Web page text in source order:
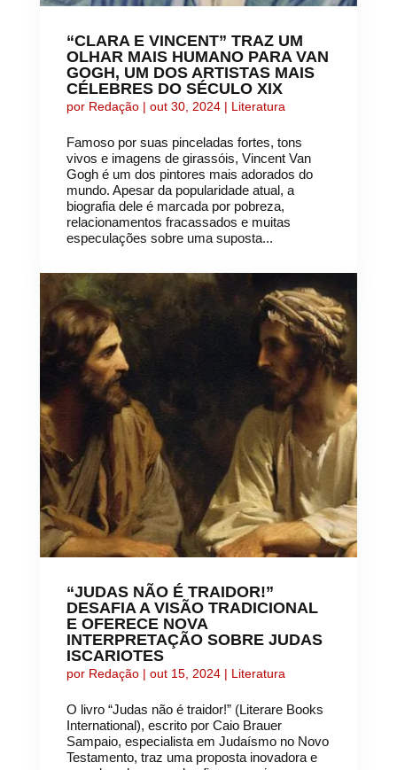
“CLARA E VINCENT” TRAZ UM
OLHAR MAIS HUMANO PARA VAN
GOGH, UM DOS ARTISTAS MAIS
CÉLEBRES DO SÉCULO XIX
por Redação| out 30, 2024| Literatura
Famoso por suas pinceladas fortes, tons
vivos e imagens de girassóis, Vincent Van
Gogh é um dos pintores mais adorados do
mundo. Apesar da popularidade atual, a
biografia dele é marcada por pobreza,
relacionamentos fracassados e muitas
especulações sobre uma suposta...
“JUDAS NÃO É TRAIDOR!”
DESAFIA A VISÃO TRADICIONAL
E OFERECE NOVA
INTERPRETAÇÃO SOBRE JUDAS
ISCARIOTES
por Redação| out 15, 2024| Literatura
O livro “Judas não é traidor!” (Literare Books
International), escrito por Caio Brauer
Sampaio, especialista em Judaísmo no Novo
Testamento, traz uma proposta inovadora e